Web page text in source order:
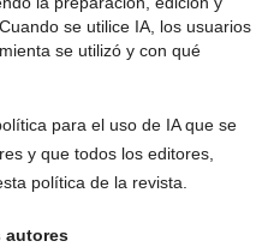
se utilice IA, los usuarios
se utilizó y con qué
para el uso de IA que se
y que todos los editores,
política de la revista.
autores